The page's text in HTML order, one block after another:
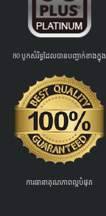
80 បូកសំរិទ្ធដែលបានបញ្ជាក់ខាងក្នុង
ការធានាគុណភាពល្អបំផុត